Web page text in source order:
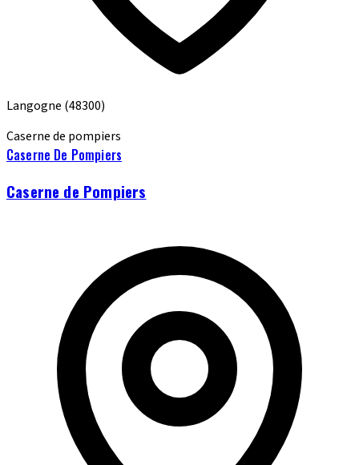
Langogne (48300)
Caserne de pompiers
Caserne De Pompiers
Caserne de Pompiers